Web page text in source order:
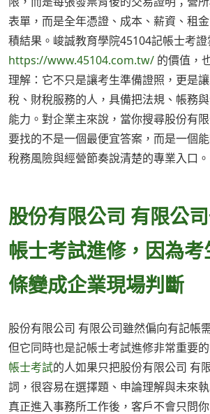
表單，而是全年憑證、成本、薪資、租
積結果。峻誠教育學院45104記帳士考
https://www.45104.com.tw/ 的價值，
理解：它不只是讓考生準備證照，更是
稅、財稅服務的人，具備把法規、帳務
能力。對企業主來說，當你搜尋股份有
要找的不是一個最便宜答案，而是一個
稅務風險與經營節奏說清楚的專業入口。
股份有限公司 有限公
帳士考試進修，因為
條變成企業現場判斷
股份有限公司 有限公司雖然偏向有記帳
但它同時也是記帳士考試進修非常重要
帳士考試的人如果只把股份有限公司 有
詞，很容易在選擇題、申論理解與未來
真正進入事務所工作後，客戶不會只問